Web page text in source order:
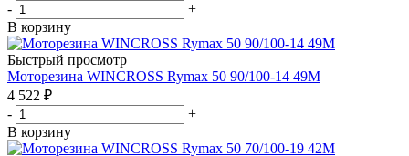
-
+
В корзину
Быстрый просмотр
Моторезина WINCROSS Rymax 50 90/100-14 49M
4 522 ₽
-
+
В корзину